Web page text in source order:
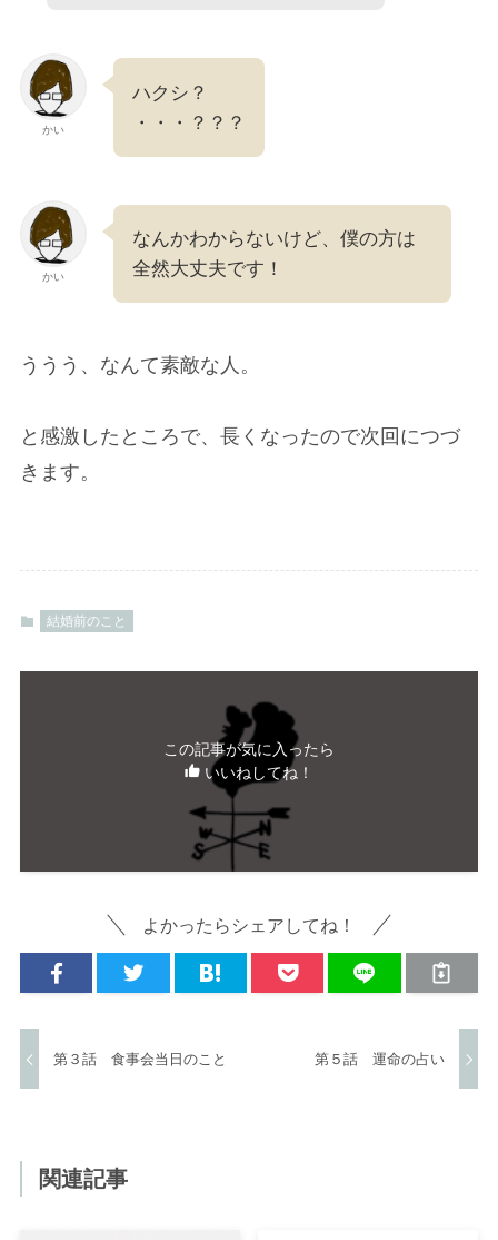
かい
ハクシ？
・・・？？？
かい
なんかわからないけど、僕の方は
全然大丈夫です！
ううう、なんて素敵な人。
と感激したところで、長くなったので次回につづ
きます。
結婚前のこと
この記事が気に入ったら
いいねしてね！
よかったらシェアしてね！
第３話 食事会当日のこと 第５話 運命の占い
関連記事